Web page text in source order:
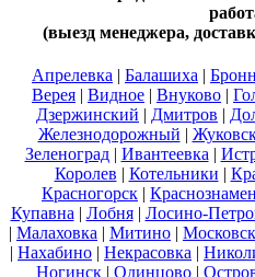
(выезд менеджера,
Апрелевка | Балашиха |
Верея | Видное | Внуково |
Дзержинский | Дмитров |
Железнодорожный |
Зеленоград| Ивантеевка |
Королев | Котельники |
Красногорск |
Купавна | Лобня| Лосино-
| Малаховка | Митино |
| Нахабино | Некрасовка |
Ногинск| Одинцово|